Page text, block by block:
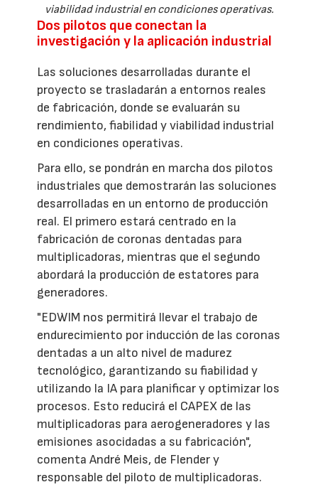
viabilidad industrial en condiciones operativas.
Dos pilotos que conectan la
investigación y la aplicación industrial
Las soluciones desarrolladas durante el
proyecto se trasladarán a entornos reales
de fabricación, donde se evaluarán su
rendimiento, fiabilidad y viabilidad industrial
en condiciones operativas.
Para ello, se pondrán en marcha dos pilotos
industriales que demostrarán las soluciones
desarrolladas en un entorno de producción
real. El primero estará centrado en la
fabricación de coronas dentadas para
multiplicadoras, mientras que el segundo
abordará la producción de estatores para
generadores.
"EDWIM nos permitirá llevar el trabajo de
endurecimiento por inducción de las coronas
dentadas a un alto nivel de madurez
tecnológico, garantizando su fiabilidad y
utilizando la IA para planificar y optimizar los
procesos. Esto reducirá el CAPEX de las
multiplicadoras para aerogeneradores y las
emisiones asocidadas a su fabricación",
comenta André Meis, de Flender y
responsable del piloto de multiplicadoras.